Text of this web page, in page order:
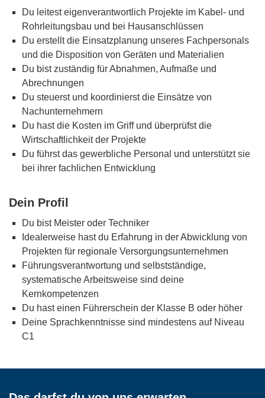
Du leitest eigenverantwortlich Projekte im Kabel- und
Rohrleitungsbau und bei Hausanschlüssen
Du erstellt die Einsatzplanung unseres Fachpersonals
und die Disposition von Geräten und Materialien
Du bist zuständig für Abnahmen, Aufmaße und
Abrechnungen
Du steuerst und koordinierst die Einsätze von
Nachunternehmern
Du hast die Kosten im Griff und überprüfst die
Wirtschaftlichkeit der Projekte
Du führst das gewerbliche Personal und unterstützt sie
bei ihrer fachlichen Entwicklung
Dein Profil
Du bist Meister oder Techniker
Idealerweise hast du Erfahrung in der Abwicklung von
Projekten für regionale Versorgungsunternehmen
Führungsverantwortung und selbstständige,
systematische Arbeitsweise sind deine
Kernkompetenzen
Du hast einen Führerschein der Klasse B oder höher
Deine Sprachkenntnisse sind mindestens auf Niveau
C1